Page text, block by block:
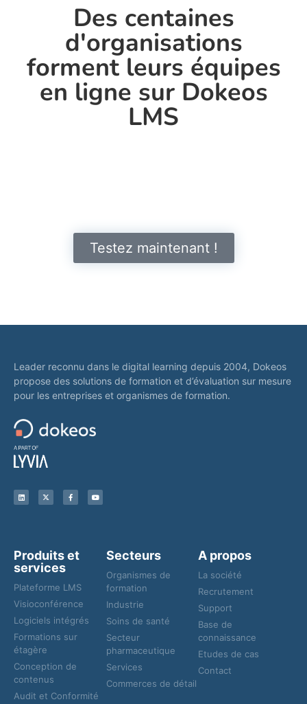
Des centaines
d'organisations
forment leurs équipes
en ligne sur Dokeos
LMS
Testez maintenant !
Leader reconnu dans le digital learning depuis 2004, Dokeos
propose des solutions de formation et d’évaluation sur mesure
pour les entreprises et organismes de formation.
Produits et
services
Plateforme LMS
Visioconférence
Logiciels intégrés
Formations sur
étagère
Conception de
contenus
Audit et Conformité
Secteurs
Organismes de
formation
Industrie
Soins de santé
Secteur
pharmaceutique
Services
Commerces de détail
A propos
La société
Recrutement
Support
Base de
connaissance
Etudes de cas
Contact